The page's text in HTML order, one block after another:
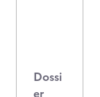
Dossi
er